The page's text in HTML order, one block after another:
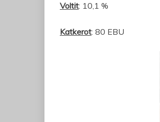
Voltit: 10,1 %
Katkerot: 80 EBU